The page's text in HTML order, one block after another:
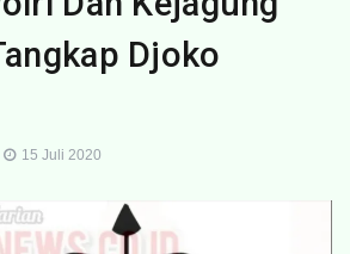
Djoko
15 Juli 2020